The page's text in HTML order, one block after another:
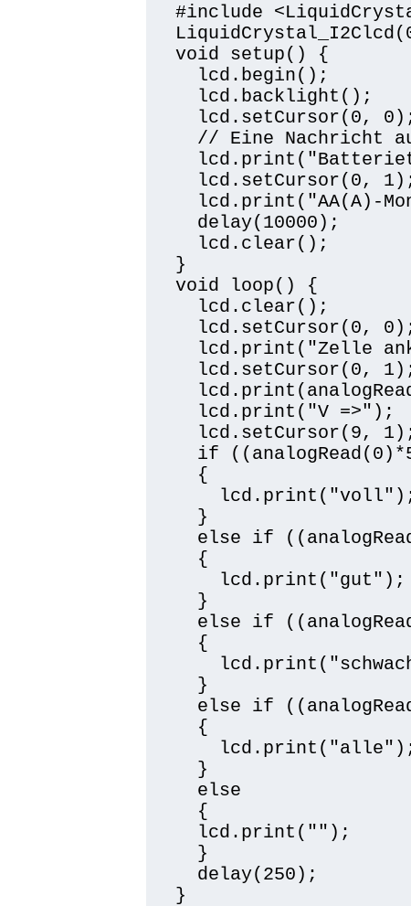
#include
void setup() {
lcd.begin();
lcd.backlight();
lcd.setCursor(0,
// Eine Nachricht auf
lcd.setCursor(0,
lcd.print("AA(A)-
delay(10000);
lcd.clear();
}
void loop() {
lcd.clear();
lcd.setCursor(0,
lcd.print("Zelle
lcd.setCursor(0,
lcd.print("V =>");
lcd.setCursor(9,
if
{
}
else if
{
lcd.print("gut");
}
else if
{
}
else if
{
}
else
{
lcd.print("");
}
delay(250);
}